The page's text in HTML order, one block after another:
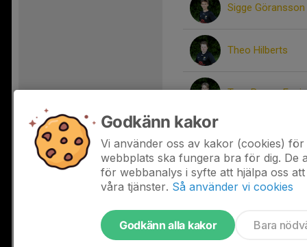
Sigge Göransson
Theo Hilberts
Ture Berger
Godkänn kakor
Vi använder oss av kakor (cookies)
webbplats ska fungera bra för dig. De
för webbanalys i syfte att hjälpa oss
våra tjänster. Så använder vi cookies
Godkänn alla kakor Bara